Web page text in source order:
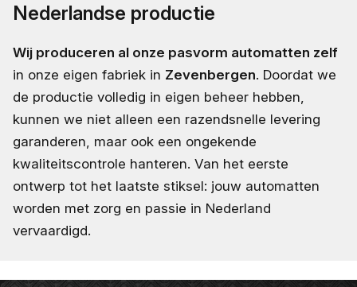
Nederlandse productie
Wij produceren al onze pasvorm automatten zelf
in onze eigen fabriek in Zevenbergen. Doordat we
de productie volledig in eigen beheer hebben,
kunnen we niet alleen een razendsnelle levering
garanderen, maar ook een ongekende
kwaliteitscontrole hanteren. Van het eerste
ontwerp tot het laatste stiksel: jouw automatten
worden met zorg en passie in Nederland
vervaardigd.